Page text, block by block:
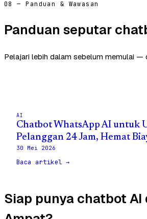
08 — Panduan & Wawasan
Panduan seputar
Pelajari lebih dalam sebelum memulai —
AI
Chatbot WhatsApp AI untuk
Pelanggan 24 Jam, Hemat
30 Mei 2026
Baca artikel →
Siap punya chatbot AI